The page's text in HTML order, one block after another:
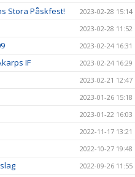
Stora Påskfest! 2023-02-28 15:14
2023-02-28 11:52
2023-02-24 16:31
IF 2023-02-24 16:29
2023-02-21 12:47
2023-01-26 15:18
2023-01-22 16:03
2022-11-17 13:21
2022-10-27 19:48
2022-09-26 11:55